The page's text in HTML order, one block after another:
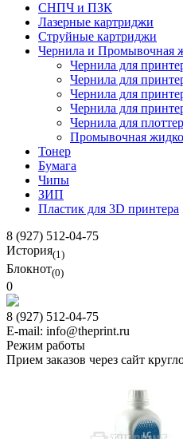
СНПЧ и ПЗК
Лазерные картриджи
Струйные картриджи
Чернила и Промывочная
Чернила для
Чернила для
Чернила для
Чернила для
Чернила для
Промывочная
Тонер
Бумага
Чипы
ЗИП
Пластик для 3D принтера
8 (927) 512-04-75
История(1)
Блокнот(0)
0
8 (927) 512-04-75
E-mail: info@theprint.ru
Режим работы
Прием заказов через сайт